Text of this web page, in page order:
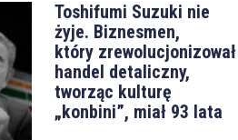
Toshifumi Suzuki nie
żyje. Biznesmen,
który zrewolucjonizował
handel detaliczny,
tworząc kulturę
„konbini”, miał 93 lata